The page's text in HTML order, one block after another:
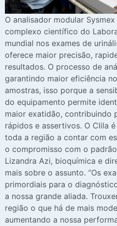
O analisador modular
complexo científico do
mundial nos exames de
oferece maior precisão,
resultados. O processo de
garantindo maior eficiência
amostras, isso porque a
do equipamento permite
maior exatidão, contribuindo
rápidos e assertivos. O Clila
toda a região a contar com
o compromisso com o
Lizandra Azi, bioquímica e
mais sobre o assunto. ‘’Os
primordiais para o
a nossa grande aliada.
região o que há de mais
aumentando a nossa